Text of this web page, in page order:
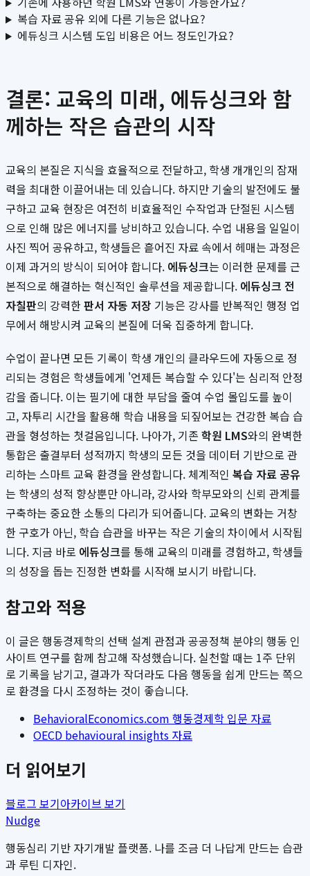
복습 자료 공유 외에 다른 기능은 없나요?
에듀싱크 시스템 도입 비용은 어느 정도인가요?
결론: 교육의 미래, 에듀싱크와 함
께하는 작은 습관의 시작
교육의 본질은 지식을 효율적으로 전달하고, 학생 개개인의 잠재
력을 최대한 이끌어내는 데 있습니다. 하지만 기술의 발전에도 불
구하고 교육 현장은 여전히 비효율적인 수작업과 단절된 시스템
으로 인해 많은 에너지를 낭비하고 있습니다. 수업 내용을 일일이
사진 찍어 공유하고, 학생들은 흩어진 자료 속에서 헤매는 과정은
이제 과거의 방식이 되어야 합니다. 에듀싱크는 이러한 문제를 근
본적으로 해결하는 혁신적인 솔루션을 제공합니다. 에듀싱크 전
자칠판의 강력한판서 자동 저장 기능은 강사를 반복적인 행정 업
무에서 해방시켜 교육의 본질에 더욱 집중하게 합니다.
수업이 끝나면 모든 기록이 학생 개인의 클라우드에 자동으로 정
리되는 경험은 학생들에게 '언제든 복습할 수 있다'는 심리적 안정
감을 줍니다. 이는 필기에 대한 부담을 줄여 수업 몰입도를 높이
고, 자투리 시간을 활용해 학습 내용을 되짚어보는 건강한 복습 습
관을 형성하는 첫걸음입니다. 나아가, 기존 학원 LMS와의 완벽한
통합은 출결부터 성적까지 학생의 모든 것을 데이터 기반으로 관
리하는 스마트 교육 환경을 완성합니다. 체계적인 복습 자료 공유
는 학생의 성적 향상뿐만 아니라, 강사와 학부모와의 신뢰 관계를
구축하는 중요한 소통의 다리가 되어줍니다. 교육의 변화는 거창
한 구호가 아닌, 학습 습관을 바꾸는 작은 기술의 차이에서 시작됩
니다. 지금 바로 에듀싱크를 통해 교육의 미래를 경험하고, 학생들
의 성장을 돕는 진정한 변화를 시작해 보시기 바랍니다.
참고와 적용
이 글은 행동경제학의 선택 설계 관점과 공공정책 분야의 행동 인
사이트 연구를 함께 참고해 작성했습니다. 실천할 때는 1주 단위
로 기록을 남기고, 결과가 작더라도 다음 행동을 쉽게 만드는 쪽으
로 환경을 다시 조정하는 것이 좋습니다.
BehavioralEconomics.com 행동경제학 입문 자료
OECD behavioural insights 자료
더 읽어보기
블로그 보기아카이브 보기
Nudge
행동심리 기반 자기개발 플랫폼. 나를 조금 더 나답게 만드는 습관
과 루틴 디자인.